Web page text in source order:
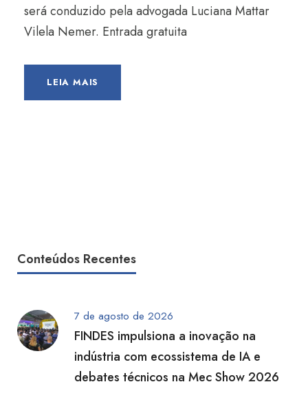
será conduzido pela advogada Luciana Mattar
Vilela Nemer. Entrada gratuita
LEIA MAIS
Conteúdos Recentes
7 de agosto de 2026
FINDES impulsiona a inovação na
indústria com ecossistema de IA e
debates técnicos na Mec Show 2026